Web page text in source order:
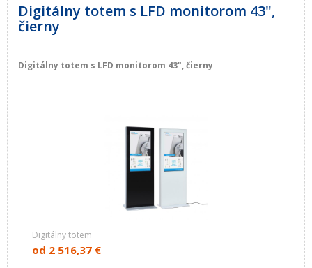
Digitálny totem s LFD monitorom 43",
čierny
Digitálny totem s LFD monitorom 43", čierny
Digitálny totem
od 2 516,37 €